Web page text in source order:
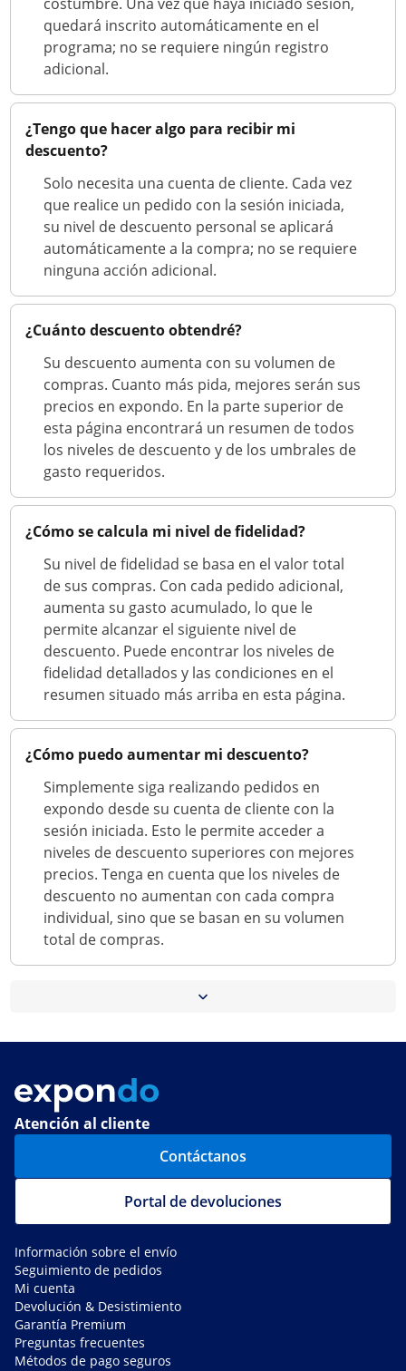
quedará inscrito automáticamente en el
programa; no se requiere ningún registro
adicional.
¿Tengo que hacer algo para recibir mi
descuento?
Solo necesita una cuenta de cliente. Cada vez
que realice un pedido con la sesión iniciada,
su nivel de descuento personal se aplicará
automáticamente a la compra; no se requiere
ninguna acción adicional.
¿Cuánto descuento obtendré?
Su descuento aumenta con su volumen de
compras. Cuanto más pida, mejores serán sus
precios en expondo. En la parte superior de
esta página encontrará un resumen de todos
los niveles de descuento y de los umbrales de
gasto requeridos.
¿Cómo se calcula mi nivel de fidelidad?
Su nivel de fidelidad se basa en el valor total
de sus compras. Con cada pedido adicional,
aumenta su gasto acumulado, lo que le
permite alcanzar el siguiente nivel de
descuento. Puede encontrar los niveles de
fidelidad detallados y las condiciones en el
resumen situado más arriba en esta página.
¿Cómo puedo aumentar mi descuento?
Simplemente siga realizando pedidos en
expondo desde su cuenta de cliente con la
sesión iniciada. Esto le permite acceder a
niveles de descuento superiores con mejores
precios. Tenga en cuenta que los niveles de
descuento no aumentan con cada compra
individual, sino que se basan en su volumen
total de compras.
su nivel de fidelidad actual
su descuento personal
su progreso hacia el siguiente nivel
Atención al cliente
Contáctanos
Portal de devoluciones
Información sobre el envío
Seguimiento de pedidos
Mi cuenta
Devolución & Desistimiento
Garantía Premium
Preguntas frecuentes
Métodos de pago seguros